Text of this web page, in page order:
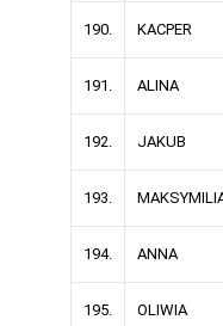
190. KACPER
191. ALINA
192. JAKUB
193.
194. ANNA
195. OLIWIA